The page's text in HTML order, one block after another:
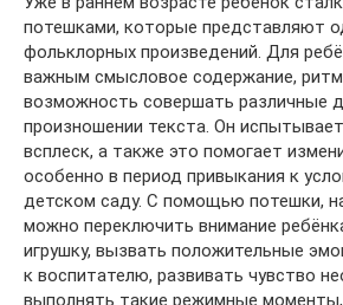
потешками, которые представляют
фольклорных произведений. Для
важным смысловое содержание, ритм
возможность совершать различные
произношении текста. Он
всплеск, а также это помогает
особенно в период привыкания к
детском саду. С помощью потешки,
можно переключить внимание
игрушку, вызвать положительные
к воспитателю, развивать чувство
выполнять такие режимные моменты,